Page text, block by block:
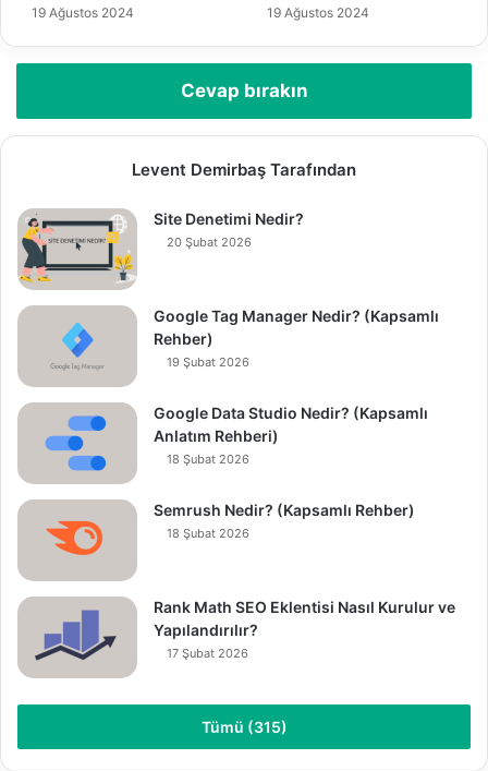
19 Ağustos 2024 19 Ağustos 2024
Cevap bırakın
Levent Demirbaş Tarafından
Site Denetimi Nedir?
20 Şubat 2026
Google Tag Manager Nedir? (Kapsamlı
Rehber)
19 Şubat 2026
Google Data Studio Nedir? (Kapsamlı
Anlatım Rehberi)
18 Şubat 2026
Semrush Nedir? (Kapsamlı Rehber)
18 Şubat 2026
Rank Math SEO Eklentisi Nasıl Kurulur ve
Yapılandırılır?
17 Şubat 2026
Tümü (315)